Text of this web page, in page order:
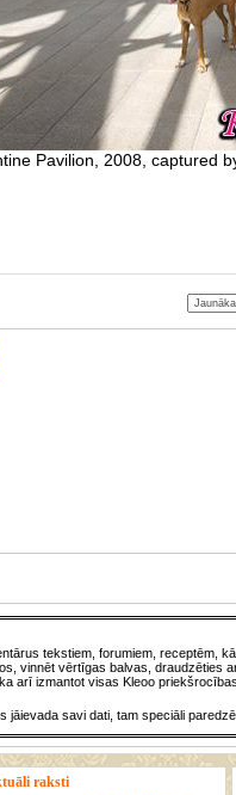
Pavilion, 2008, captured
tekstiem, forumiem, receptēm,
vinnēt vērtīgas balvas, draudzēties
arī izmantot visas Kleoo
jāievada savi dati, tam speciāli
raksti